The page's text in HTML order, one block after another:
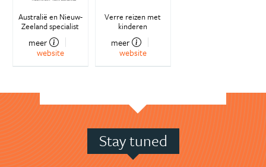
Australië en Nieuw-
Zeeland specialist
meer
website
Verre reizen met
kinderen
meer
website
Stay tuned